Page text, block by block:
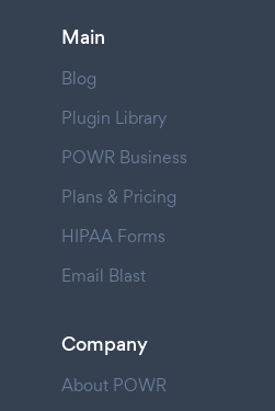
Main
Blog
Plugin Library
POWR Business
Plans & Pricing
HIPAA Forms
Email Blast
Company
About POWR